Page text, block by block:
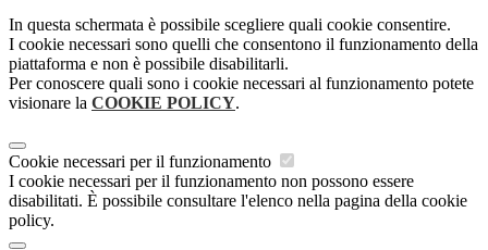
In questa schermata è possibile scegliere quali cookie consentire.
I cookie necessari sono quelli che consentono il funzionamento della
piattaforma e non è possibile disabilitarli.
Per conoscere quali sono i cookie necessari al funzionamento potete
visionare la COOKIE POLICY.
Cookie necessari per il funzionamento
I cookie necessari per il funzionamento non possono essere
disabilitati. È possibile consultare l'elenco nella pagina della cookie
policy.